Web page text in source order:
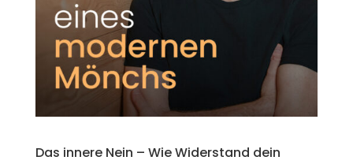
Das innere Nein – Wie Widerstand dein